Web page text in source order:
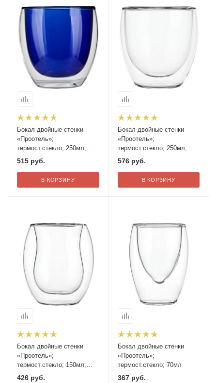
Бокал двойные стенки
«Проотель»;
термост.стекло; 250мл;
D=8,H=9см; синий
515 руб.
В КОРЗИНУ
Бокал двойные стенки
«Проотель»;
термост.стекло; 250мл;
D=8,H=9см
576руб.
В КОРЗИНУ
Бокал двойные стенки
«Проотель»;
термост.стекло; 150мл;
D=7см
426 руб.
Бокал двойные стенки
«Проотель»;
термост.стекло; 70мл
367руб.